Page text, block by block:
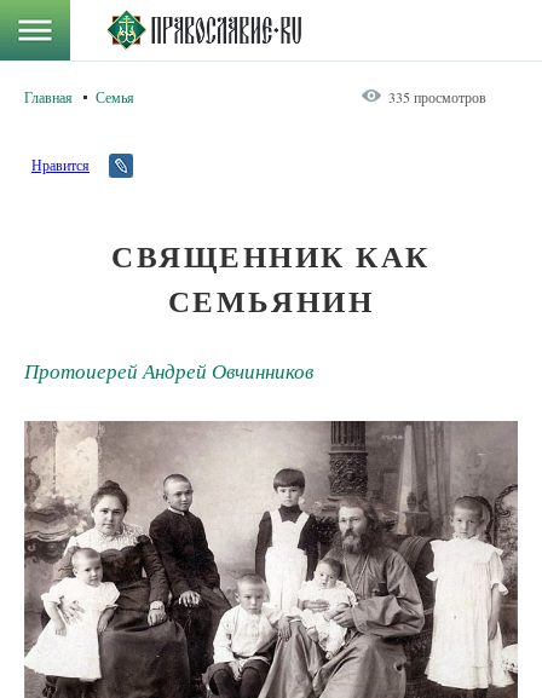
Главная Семья 335 просмотров
Нравится
СВЯЩЕННИК КАК
СЕМЬЯНИН
Протоиерей Андрей Овчинников